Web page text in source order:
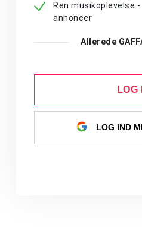
Ren musikoplevelse
annoncer
Allerede
LOG
LOG IND